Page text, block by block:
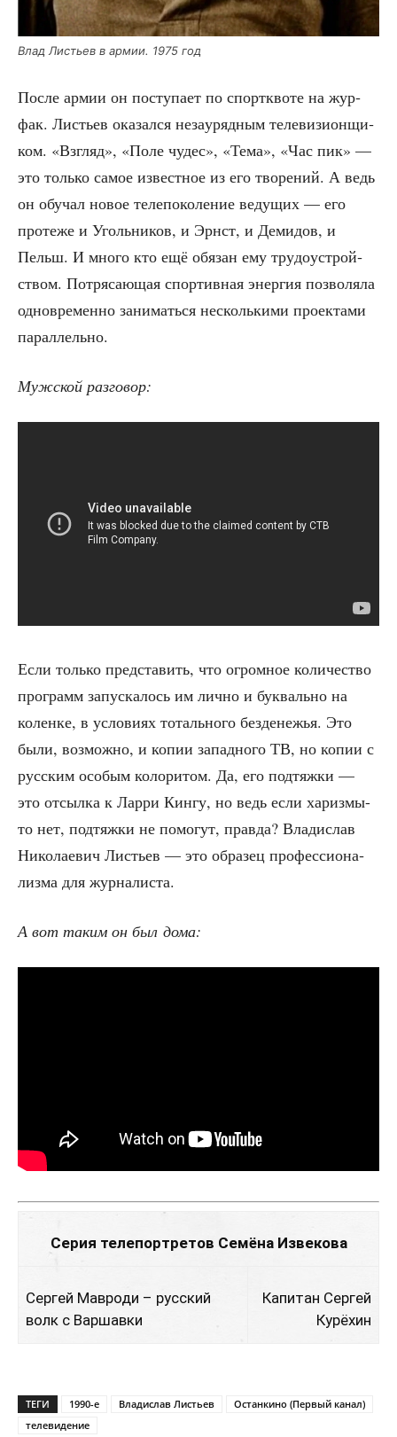
Влад Листьев в армии. 1975 год
После армии он посту­па­ет по спорт­кво­те на жур­
фак. Листьев ока­зал­ся неза­у­ряд­ным теле­ви­зи­он­щи­
ком. «Взгляд», «Поле чудес», «Тема», «Час пик» —
это толь­ко самое извест­ное из его тво­ре­ний. А ведь
он обу­чал новое теле­по­ко­ле­ние веду­щих — его
про­те­же и Уголь­ни­ков, и Эрнст, и Деми­дов, и
Пельш. И мно­го кто ещё обя­зан ему тру­до­устрой­
ством. Потря­са­ю­щая спор­тив­ная энер­гия поз­во­ля­ла
одно­вре­мен­но зани­мать­ся несколь­ки­ми про­ек­та­ми
параллельно.
Муж­ской разговор:
Если толь­ко пред­ста­вить, что огром­ное коли­че­ство
про­грамм запус­ка­лось им лич­но и бук­валь­но на
колен­ке, в усло­ви­ях тоталь­но­го без­де­не­жья. Это
были, воз­мож­но, и копии запад­но­го ТВ, но копии с
рус­ским осо­бым коло­ри­том. Да, его под­тяж­ки —
это отсыл­ка к Лар­ри Кин­гу, но ведь если хариз­мы-
то нет, под­тяж­ки не помо­гут, прав­да? Вла­ди­слав
Нико­ла­е­вич Листьев — это обра­зец про­фес­си­о­на­
лиз­ма для журналиста.
А вот таким он был дома:
Серия телепортретов Семёна Извекова
Сергей Мавроди – русский
волк с Варшавки
Капитан Сергей
Курёхин
ТЕГИ 1990-е Владислав Листьев
Останкино (Первый канал)
телевидение